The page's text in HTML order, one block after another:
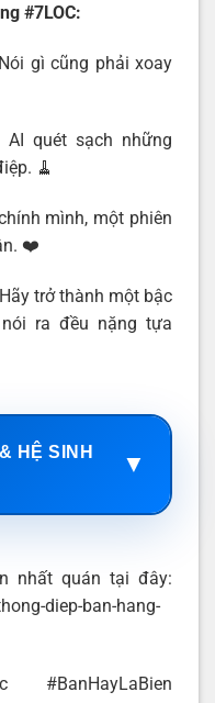
#7LOC:
Nói gì cũng phải xoay
AI quét sạch những
🧹
mình, một phiên
❤️
trở thành một bậc
ra đều nặng tựa
HỆ SINH
▼
nhất quán tại đây:
diep-ban-hang-
#BanHayLaBien